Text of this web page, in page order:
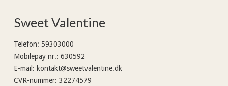
Sweet Valentine
Telefon: 59303000
Mobilepay nr.: 630592
E-mail : kontakt@sweetvalentine.dk
CVR-nummer: 32274579